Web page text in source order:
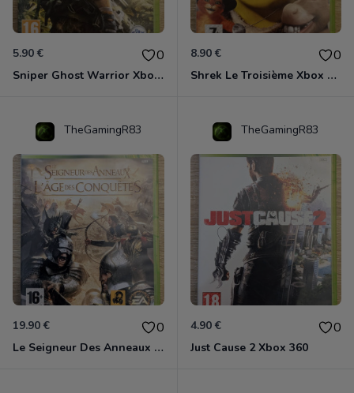
5.90 € 0
Sniper Ghost Warrior Xbox 360
8.90 € 0
Shrek Le Troisième Xbox 360
TheGamingR83
19.90 € 0
Le Seigneur Des Anneaux - L'âge Des Conquêtes Xbox 360
TheGamingR83
4.90 € 0
Just Cause 2 Xbox 360